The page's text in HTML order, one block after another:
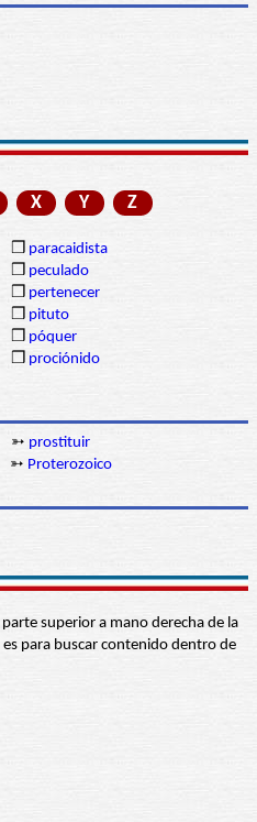
X Y Z
❒ paracaidista
❒ peculado
❒ pertenecer
❒ pituto
❒ póquer
❒ prociónido
➳ prostituir
➳ Proterozoico
superior a mano derecha de la
para buscar contenido dentro de